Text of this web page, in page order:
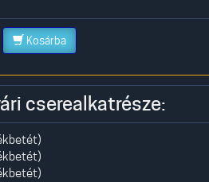
Kosárba
cserealkatrésze: